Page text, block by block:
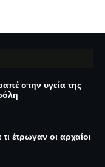
στην υγεία της
έτρωγαν οι αρχαίοι